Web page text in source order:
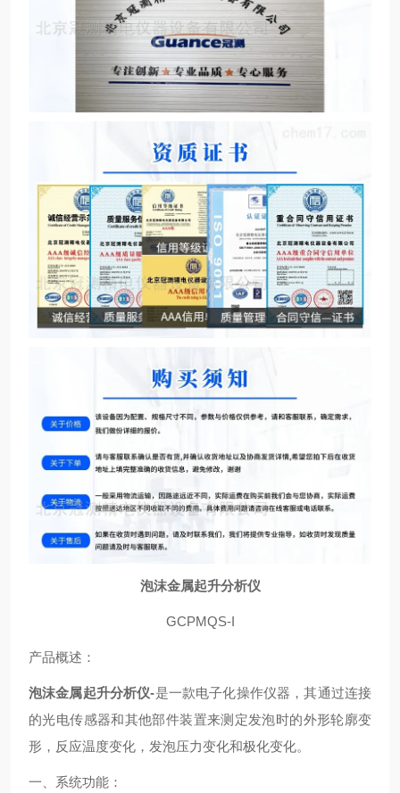
泡沫金属起升分析仪
GCPMQS-I
产品概述：
泡沫金属起升分析仪-是一款电子化操作仪器，其通过连接
的光电传感器和其他部件装置来测定发泡时的外形轮廓变
形，反应温度变化，发泡压力变化和极化变化。
一、系统功能：